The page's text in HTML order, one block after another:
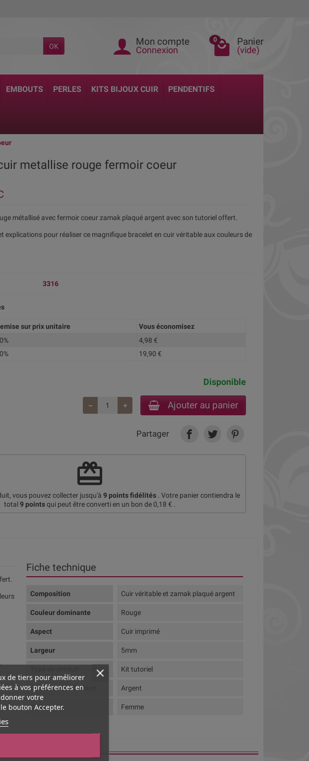
OK Mon compte
Connexion
0 Panier
(vide)
EMBOUTS PERLES KITS BIJOUX CUIR PENDENTIFS
metallise rouge fermoir coeur
métallisé avec fermoir coeur zamak plaqué argent avec son tutoriel offert.
explications pour réaliser ce magnifique bracelet en cuir véritable aux couleurs de
3316
sur prix unitaire
Vous économisez
4,98 €
19,90 €
Disponible
Ajouter au panier
Partager
redeem
vous pouvez collecter jusqu'à 9points fidélités. Votre panier contiendra le
total 9 pointsqui peut être converti en un bon de 0,18 € .
Fiche technique
Composition Cuir véritable et zamak plaqué argent
Couleur dominante Rouge
Aspect Cuir imprimé
Largeur 5mm
Kit tutoriel
Couleur de la finition Argent
Cible Femme
de tiers pour améliorer
à vos préférences en
votre
bouton Accepter.